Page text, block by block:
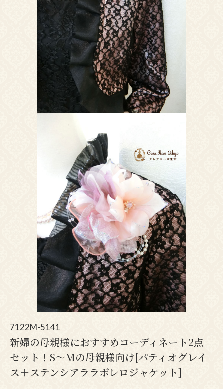
7122M-5141
新婦の母親様におすすめコーディネート2点
セット！S～Mの母親様向け[パティオグレイ
ス＋ステンシアララボレロジャケット]